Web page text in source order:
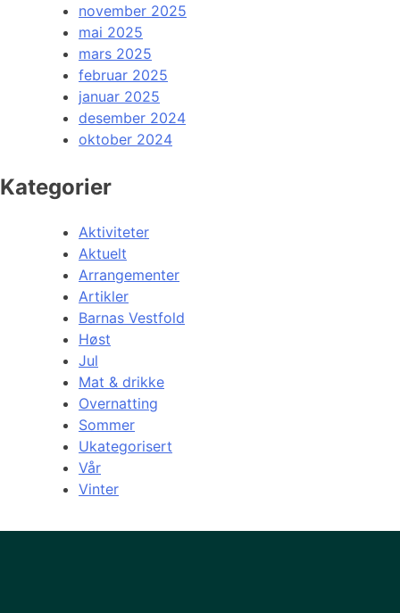
november 2025
mai 2025
mars 2025
februar 2025
januar 2025
desember 2024
oktober 2024
Kategorier
Aktiviteter
Aktuelt
Arrangementer
Artikler
Barnas Vestfold
Høst
Jul
Mat & drikke
Overnatting
Sommer
Ukategorisert
Vår
Vinter